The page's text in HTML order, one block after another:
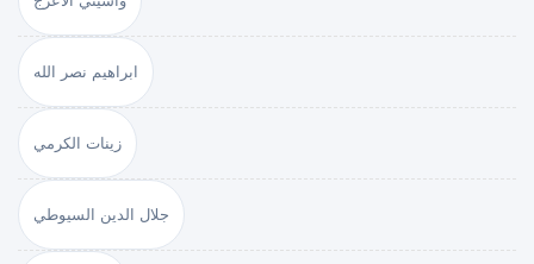
ابراهيم نصر الله
زينات الكرمي
جلال الدين السيوطي